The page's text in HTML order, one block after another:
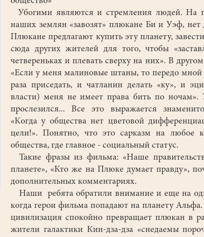
Убогими являются и стремления людей. На
наших землян «завозят» плюкане Би и Уэф, нет
Плюкане предлагают купить эту планету,
сюда других жителей для того, чтобы
четвереньках и плевать сверху на них». В
«Если у меня малиновые штаны, то передо
раза приседать, и чатланин делать «ку», и
власти) меня не имеет права бить по
прослезился... Все это выражается
«Когда у общества нет цветовой
цели!». Понятно, что это сарказм на любое
общества, где главное - социальный статус.
Такие фразы из фильма: «Наше
планете», «Кто же на Плюке думает правду»,
дополнительных комментариях.
Наши ребята обратили внимание и еще на
когда герои фильма попадают на планету
цивилизация спокойно превращает плюкан в
жители галактики Кин-дза-дза «снедаемы